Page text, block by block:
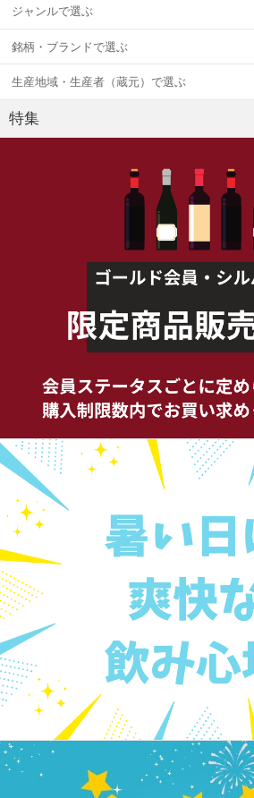
ジャンルで選ぶ
銘柄・ブランドで選ぶ
生産地域・生産者（蔵元）で選ぶ
特集